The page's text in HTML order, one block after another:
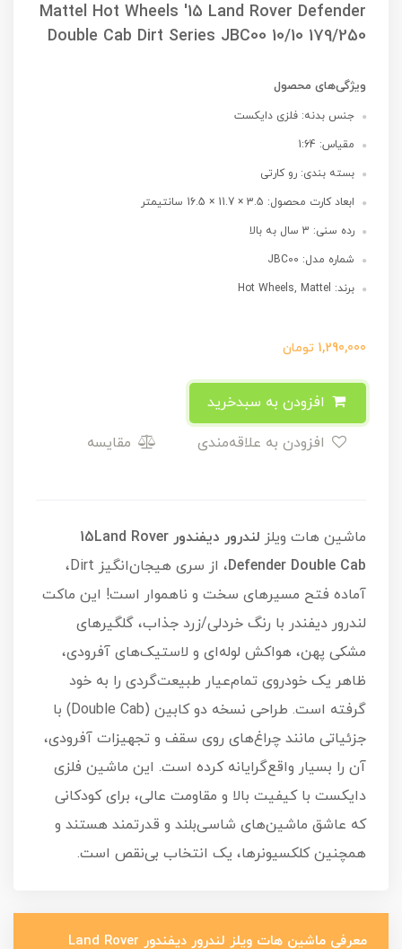
Mattel Hot Wheels '15 Land Rover Defender
Double Cab Dirt Series JBC00 10/10 179/250
ویژگی‌های محصول
جنس بدنه: فلزی دایکست
مقیاس: 1:64
بسته بندی: رو کارتی
ابعاد کارت محصول: 3.5 × 11.7 × 16.5 سانتیمتر
رده سنی: 3 سال به بالا
شماره مدل: JBC00
برند: Hot Wheels, Mattel
1,290,000 تومان
مقایسه
ماشین هات ویلز
لندرور دیفندور 15Land Rover
Defender Double Cab
، از سری هیجان‌انگیز Dirt،
آماده فتح مسیرهای سخت و ناهموار است! این ماکت
لندرور دیفندر با رنگ خردلی/زرد جذاب، گلگیرهای
مشکی پهن، هواکش لوله‌ای و لاستیک‌های آفرودی،
ظاهر یک خودروی تمام‌عیار طبیعت‌گردی را به خود
گرفته است. طراحی نسخه دو کابین (Double Cab) با
جزئیاتی مانند چراغ‌های روی سقف و تجهیزات آفرودی،
آن را بسیار واقع‌گرایانه کرده است. این ماشین فلزی
دایکست با کیفیت بالا و مقاومت عالی، برای کودکانی
که عاشق ماشین‌های شاسی‌بلند و قدرتمند هستند و
همچنین کلکسیونرها، یک انتخاب بی‌نقص است.
معرفی ماشین هات ویلز لندرور دیفندور Land Rover